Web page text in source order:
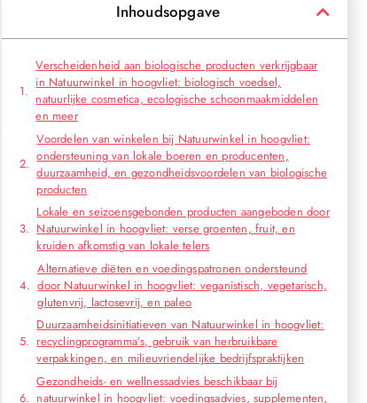
Inhoudsopgave
Verscheidenheid aan biologische producten verkrijgbaar
in Natuurwinkel in hoogvliet: biologisch voedsel,
natuurlijke cosmetica, ecologische schoonmaakmiddelen
en meer
Voordelen van winkelen bij Natuurwinkel in hoogvliet:
ondersteuning van lokale boeren en producenten,
duurzaamheid, en gezondheidsvoordelen van biologische
producten
Lokale en seizoensgebonden producten aangeboden door
Natuurwinkel in hoogvliet: verse groenten, fruit, en
kruiden afkomstig van lokale telers
Alternatieve diëten en voedingspatronen ondersteund
door Natuurwinkel in hoogvliet: veganistisch, vegetarisch,
glutenvrij, lactosevrij, en paleo
Duurzaamheidsinitiatieven van Natuurwinkel in hoogvliet:
recyclingprogramma’s, gebruik van herbruikbare
verpakkingen, en milieuvriendelijke bedrijfspraktijken
Gezondheids- en wellnessadvies beschikbaar bij
natuurwinkel in hoogvliet: voedingsadvies, supplementen,